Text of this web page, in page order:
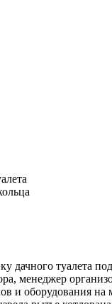
дачного туалета
менеджер
и оборудования